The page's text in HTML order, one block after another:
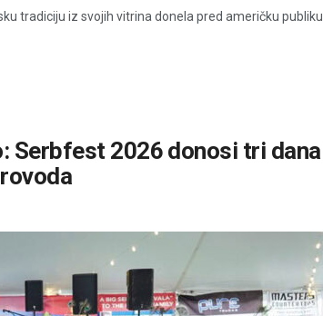
tradiciju iz svojih vitrina donela pred američku publiku
Serbfest 2026 donosi tri dana